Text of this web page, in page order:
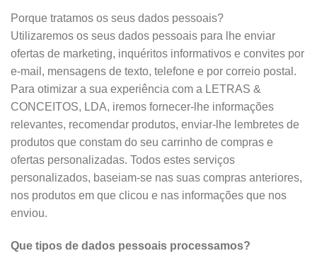
Porque tratamos os seus dados pessoais?
Utilizaremos os seus dados pessoais para lhe enviar
ofertas de marketing, inquéritos informativos e convites por
e-mail, mensagens de texto, telefone e por correio postal.
Para otimizar a sua experiência com a LETRAS &
CONCEITOS, LDA, iremos fornecer-lhe informações
relevantes, recomendar produtos, enviar-lhe lembretes de
produtos que constam do seu carrinho de compras e
ofertas personalizadas. Todos estes serviços
personalizados, baseiam-se nas suas compras anteriores,
nos produtos em que clicou e nas informações que nos
enviou.
Que tipos de dados pessoais processamos?